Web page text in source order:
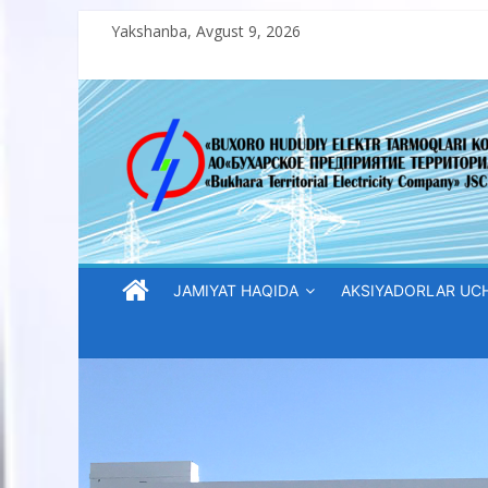
Skip
content
Yakshanba, Avgust 9, 2026
“Buxoro
hududiy
elektr
tarmoqlari
korxonasi”
“Buxoro
JAMIYAT HAQIDA AKSIYADORLAR